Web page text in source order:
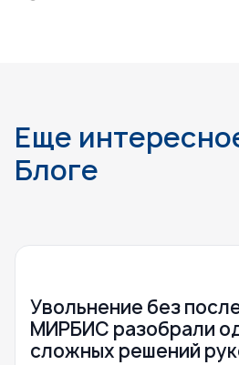
Еще
Блоге
Увольнение без
МИРБИС разобрали
сложных решений